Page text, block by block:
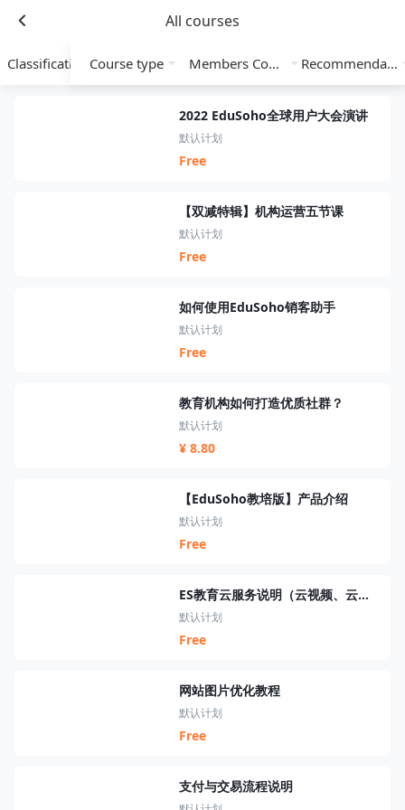
All courses
Classification Course type Members Course Recommendation
2022 EduSoho全球用户大会演讲
默认计划
Free
【双减特辑】机构运营五节课
默认计划
Free
如何使用EduSoho销客助手
默认计划
Free
教育机构如何打造优质社群？
默认计划
¥ 8.80
【EduSoho教培版】产品介绍
默认计划
Free
ES教育云服务说明（云视频、云短信、云资源、云搜索、云直播）
默认计划
Free
网站图片优化教程
默认计划
Free
支付与交易流程说明